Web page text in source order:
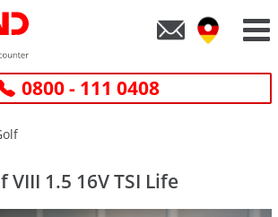
0800 - 111 0408
VIII 1.5 16V TSI Life